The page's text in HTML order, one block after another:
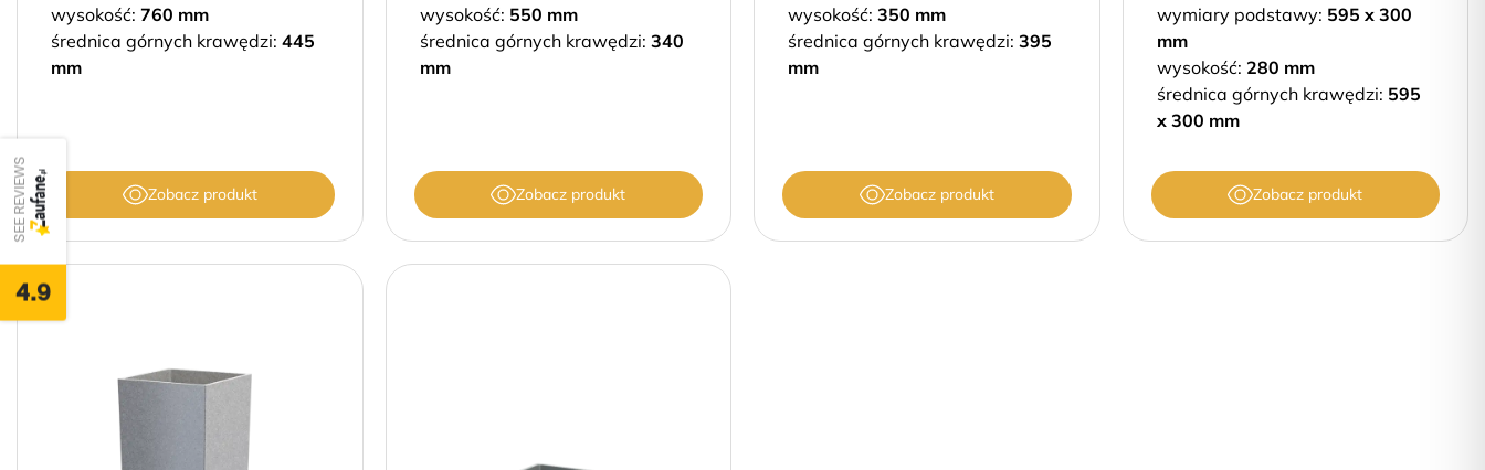
SEE REVIEWS
4.9
wysokość: 760 mm
średnica górnych krawędzi: 445
mm
Zobacz produkt
wysokość: 550 mm
średnica górnych krawędzi: 340
mm
Zobacz produkt
wysokość: 350 mm
średnica górnych krawędzi: 395
mm
Zobacz produkt
wymiary podstawy: 595 x 300
mm
wysokość: 280 mm
średnica górnych krawędzi: 595
x 300 mm
Zobacz produkt